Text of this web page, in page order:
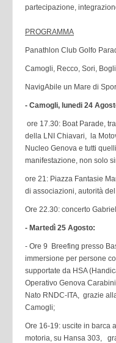
partecipazione,
PROGRAMMA
Panathlon Club Golfo
Camogli, Recco, Sori,
NavigAbile un Mare di
- Camogli, lunedi 24
ore 17.30: Boat Parade,
della LNI Chiavari, la
Nucleo Genova e tutti
manifestazione, non solo
ore 21: Piazza Fantasie
di associazioni, autorità
Ore 22.30: concerto
- Martedì 25 Agosto:
- Ore 9 Breefing presso
immersione per persone
supportate da HSA
Operativo Genova
Nato RNDC-ITA, grazie
Camogli;
Ore 16-19: uscite in barca
motoria, su Hansa 303,